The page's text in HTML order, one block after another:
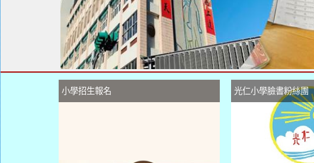
小學招生報名 光仁小學臉書粉絲團